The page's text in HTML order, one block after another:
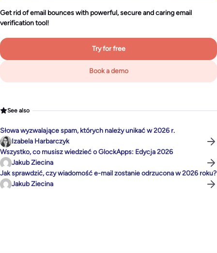
Get rid of email bounces with powerful, secure and caring email
verification tool!
Try for free
Book a demo
See also
Słowa wyzwalające spam, których należy unikać w 2026 r.
Izabela Harbarczyk
Wszystko, co musisz wiedzieć o GlockApps: Edycja 2026
Jakub Ziecina
Jak sprawdzić, czy wiadomość e-mail zostanie odrzucona w 2026 roku?
Jakub Ziecina